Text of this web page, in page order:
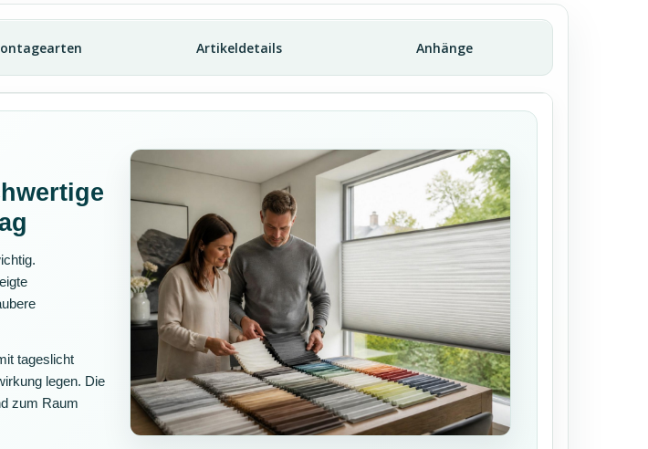
Artikeldetails Anhänge
tageslicht
legen. Die
zum Raum